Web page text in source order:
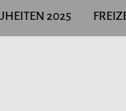
2025